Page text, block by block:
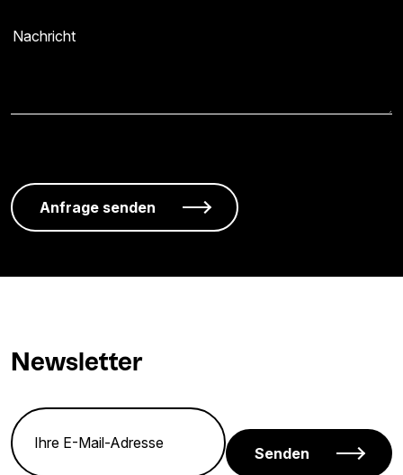
Newsletter
Senden